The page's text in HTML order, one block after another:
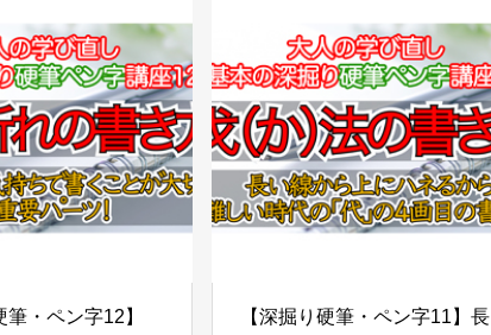
筆・ペン字12】
【深掘り硬筆・ペン字11】長